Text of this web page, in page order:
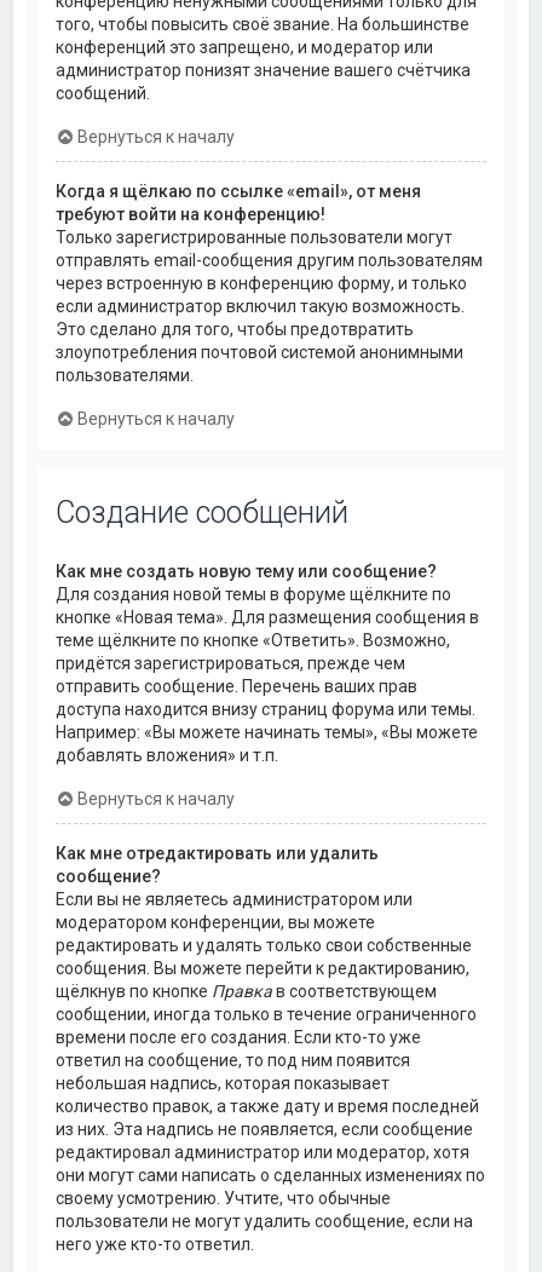
того, чтобы повысить своё звание. На большинстве
конференций это запрещено, и модератор или
администратор понизят значение вашего счётчика
сообщений.
Вернуться к началу
Когда я щёлкаю по ссылке «email», от меня
требуют войти на конференцию!
Только зарегистрированные пользователи могут
отправлять email-сообщения другим пользователям
через встроенную в конференцию форму, и только
если администратор включил такую возможность.
Это сделано для того, чтобы предотвратить
злоупотребления почтовой системой анонимными
пользователями.
Вернуться к началу
Создание сообщений
Как мне создать новую тему или сообщение?
Для создания новой темы в форуме щёлкните по
кнопке «Новая тема». Для размещения сообщения в
теме щёлкните по кнопке «Ответить». Возможно,
придётся зарегистрироваться, прежде чем
отправить сообщение. Перечень ваших прав
доступа находится внизу страниц форума или темы.
Например: «Вы можете начинать темы», «Вы можете
добавлять вложения» и т.п.
Вернуться к началу
Как мне отредактировать или удалить
сообщение?
Если вы не являетесь администратором или
модератором конференции, вы можете
редактировать и удалять только свои собственные
сообщения. Вы можете перейти к редактированию,
щёлкнув по кнопке Правкав соответствующем
сообщении, иногда только в течение ограниченного
времени после его создания. Если кто-то уже
ответил на сообщение, то под ним появится
небольшая надпись, которая показывает
количество правок, а также дату и время последней
из них. Эта надпись не появляется, если сообщение
редактировал администратор или модератор, хотя
они могут сами написать о сделанных изменениях по
своему усмотрению. Учтите, что обычные
пользователи не могут удалить сообщение, если на
него уже кто-то ответил.